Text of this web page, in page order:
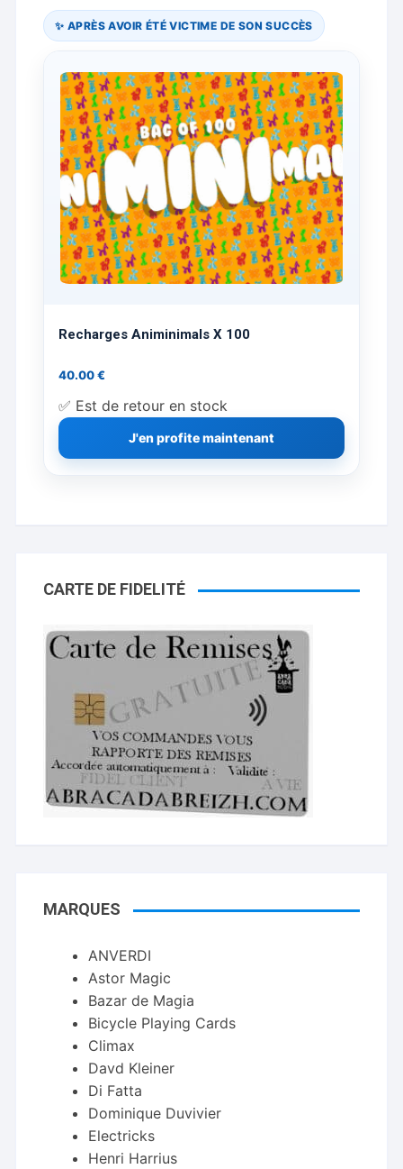
✨ APRÈS AVOIR ÉTÉ VICTIME DE SON SUCCÈS
Recharges Animinimals X 100
40.00€
✅ Est de retour en stock
J'en profite maintenant
CARTE DE FIDELITÉ
MARQUES
ANVERDI
Astor Magic
Bazar de Magia
Bicycle Playing Cards
Climax
Davd Kleiner
Di Fatta
Dominique Duvivier
Electricks
Henri Harrius